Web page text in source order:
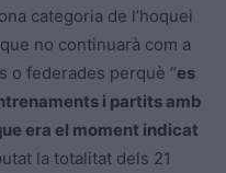
categoria de l’hoquei
no continuarà com a
o federades perquè “es
i partits amb
era el moment indicat
la totalitat dels 21